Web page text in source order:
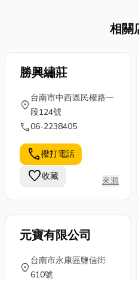
煙機、RO淨水
器，這些 瓦斯
響到我們的安
全與便利。 很
多人不知道，
消防署也規定
了液化石油氣
的容器使用
費： 👉 同一
瓦...
技術，
為個人
屬的台
鬆身心
道，更
頭部穴
果，今
就整理
南掏...
相關
勝興繡莊
location_on
台南市中西區民權路一
段124號
call06-2238405
call撥打電話
favorite收藏 來源
元寶有限公司
location_on
台南市永康區鹽信街
610號